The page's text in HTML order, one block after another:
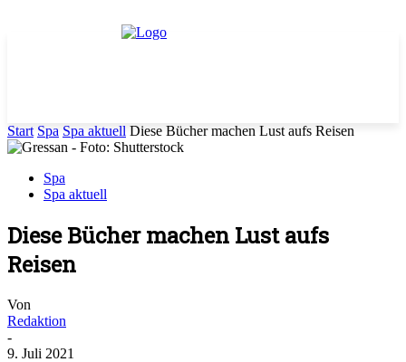
Start Spa Spa aktuell Diese Bücher machen Lust aufs Reisen
Spa
Spa aktuell
Diese Bücher machen Lust aufs
Reisen
Von
Redaktion
-
9. Juli 2021